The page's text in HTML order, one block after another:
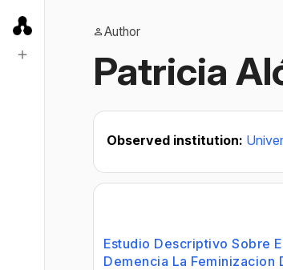
Author
Patricia
Observed institution:
Estudio Descriptivo Sobre
Demencia La Feminizacion